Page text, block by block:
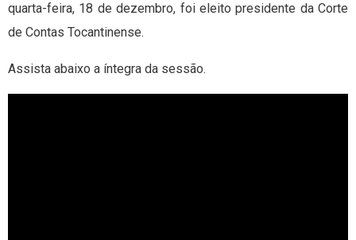
quarta-feira, 18 de dezembro, foi eleito presidente da Corte
de Contas Tocantinense.
Assista abaixo a íntegra da sessão.